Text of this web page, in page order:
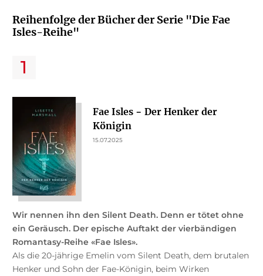
Reihenfolge der Bücher der Serie "Die Fae
Isles-Reihe"
Fae Isles − Der Henker der
Königin
15.07.2025
Wir nennen ihn den Silent Death. Denn er tötet ohne
ein Geräusch. Der epische Auftakt der vierbändigen
Romantasy-Reihe «Fae Isles».
Als die 20-jährige Emelin vom Silent Death, dem brutalen
Henker und Sohn der Fae-Königin, beim Wirken